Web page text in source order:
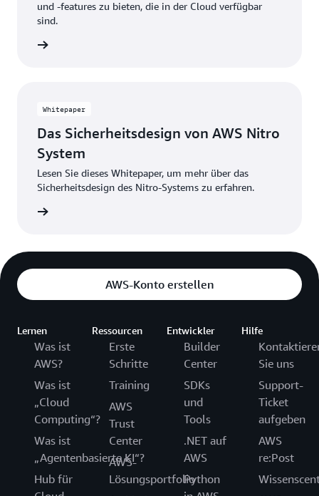
und -features zu bieten, die in der Cloud verfügbar
sind.
Whitepaper
Das Sicherheitsdesign von AWS Nitro
System
Lesen Sie dieses Whitepaper, um mehr über das
Sicherheitsdesign des Nitro-Systems zu erfahren.
AWS-Konto erstellen
Lernen
Was ist
AWS?
Was ist
„Cloud
Computing“?
Was ist
„Agentenbasierte KI“?
Hub für
Ressourcen
Erste
Schritte
Training
AWS
Trust
Center
AWS-
Lösungsportfolio
Entwickler
Builder
Center
SDKs
und
Tools
.NET auf
AWS
Python
Hilfe
Sie uns
Support-
Ticket
aufgeben
AWS
re:Post